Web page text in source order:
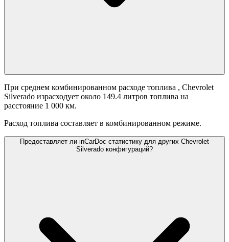
При среднем комбинированном расходе топлива , Chevrolet
Silverado израсходует около 149.4 литров топлива на
расстояние 1 000 км.
Расход топлива составляет в комбинированном режиме.
Предоставляет ли inCarDoc статистику для других Chevrolet
Silverado конфигураций?